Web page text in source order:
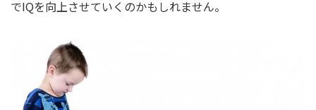
でIQを向上させていくのかもしれません。